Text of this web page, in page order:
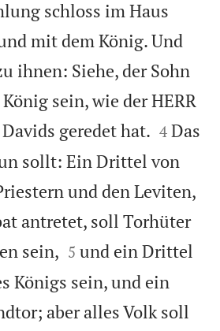
schloss im Haus
mit dem König. Und
ihnen: Siehe, der Sohn
sein, wie der HERR
geredet hat. 

4 Das
sollt: Ein Drittel von
und den Leviten,
antretet, soll Torhüter
sein, 

5 und ein Drittel
Königs sein, und ein
aber alles Volk soll